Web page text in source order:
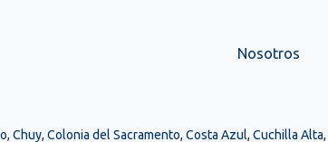
Nosotros
, Chuy, Colonia del Sacramento, Costa Azul, Cuchilla Alta,